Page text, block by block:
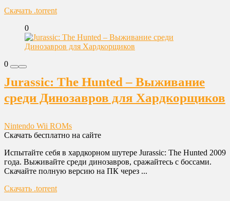
Скачать .torrent
0
0
Jurassic: The Hunted – Выживание
среди Динозавров для Хардкорщиков
Nintendo Wii ROMs
Скачать бесплатно на сайте
Испытайте себя в хардкорном шутере Jurassic: The Hunted 2009
года. Выживайте среди динозавров, сражайтесь с боссами.
Скачайте полную версию на ПК через ...
Скачать .torrent